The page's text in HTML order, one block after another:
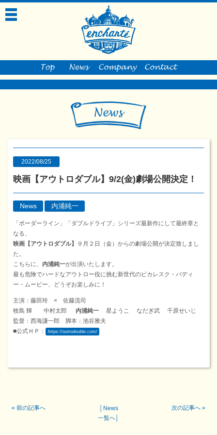
toggle
2022/08/25
映画【アウトロダブル】9/2(金)劇場公開決定！
News 内浦純一
「ボーダーライン」「ダブルドライブ」シリーズ最新作にして最終章と
なる、
映画【アウトロダブル】
９月２日（金）からの劇場公開が決定致しまし
た。
こちらに、 内浦純一が出演いたします。
最も危険でハードなアウトロー役に挑む新世代のピカレスク・バディ
ー・ムービー、どうぞお楽しみに！
主演：藤田玲 × 佐藤流司
牧島 輝 中村太郎
内浦純一 星ようこ なだぎ武 千原せいじ
監督：西海謙一郎 脚本：池谷雅夫
■公式ＨＰ：
https://outrodouble.com/
« 前の記事へ
News
一覧へ
次の記事へ »